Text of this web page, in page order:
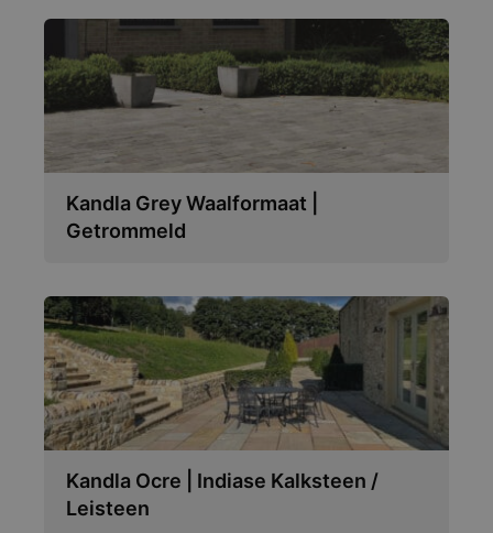
Kandla Grey Waalformaat |
Getrommeld
Kandla Ocre | Indiase Kalksteen /
Leisteen